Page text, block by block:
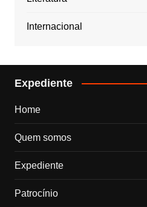
Internacional
Expediente
Home
Quem somos
Expediente
Patrocínio